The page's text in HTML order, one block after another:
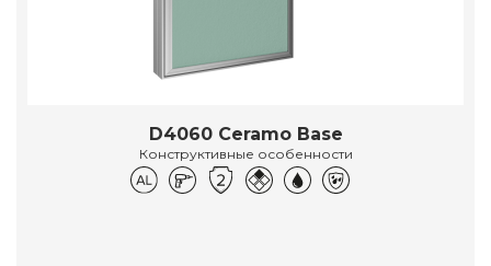
D4060 Ceramo Base
Конструктивные особенности